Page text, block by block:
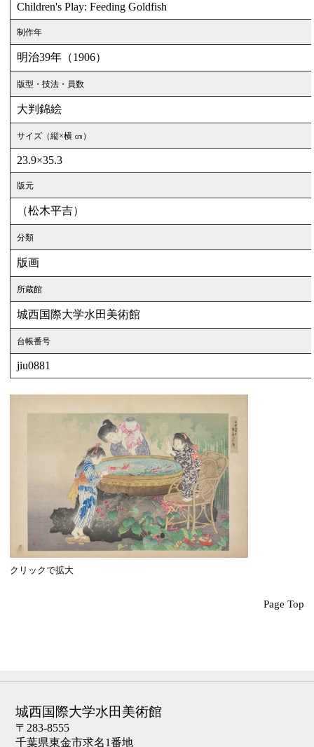
Children's Play: Feeding Goldfish
制作年
明治39年（1906）
版型・技法・員数
大判錦絵
サイズ（縦×横 ㎝）
23.9×35.3
版元
（松木平吉）
分類
版画
所蔵館
城西国際大学水田美術館
台帳番号
jiu0881
クリックで拡大
Page Top
城西国際大学水田美術館
〒283-8555
千葉県東金市求名1番地